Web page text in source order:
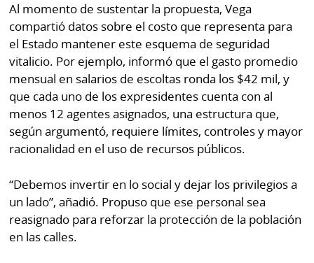
Al momento de sustentar la propuesta, Vega
compartió datos sobre el costo que representa para
el Estado mantener este esquema de seguridad
vitalicio. Por ejemplo, informó que el gasto promedio
mensual en salarios de escoltas ronda los $42 mil, y
que cada uno de los expresidentes cuenta con al
menos 12 agentes asignados, una estructura que,
según argumentó, requiere límites, controles y mayor
racionalidad en el uso de recursos públicos.
“Debemos invertir en lo social y dejar los privilegios a
un lado”, añadió. Propuso que ese personal sea
reasignado para reforzar la protección de la población
en las calles.